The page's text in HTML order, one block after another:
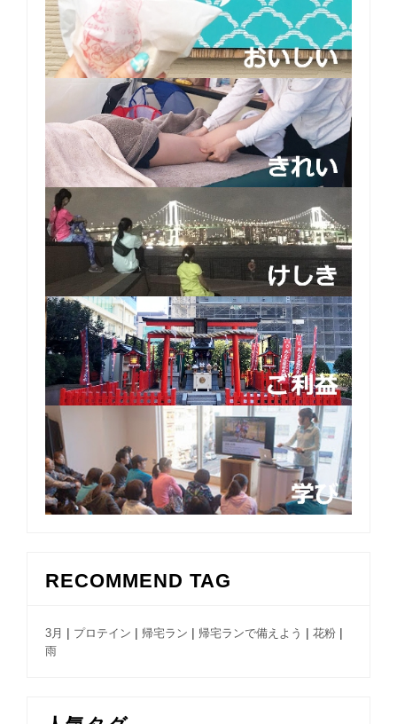
RECOMMEND TAG
3月 | プロテイン | 帰宅ラン | 帰宅ランで備えよう | 花粉 |
雨